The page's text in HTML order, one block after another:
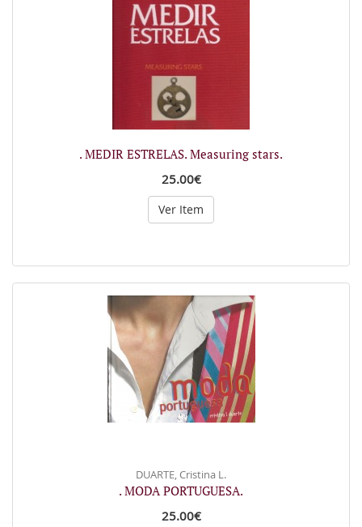
. MEDIR ESTRELAS. Measuring stars.
25.00€
Ver Item
DUARTE, Cristina L.
. MODA PORTUGUESA.
25.00€